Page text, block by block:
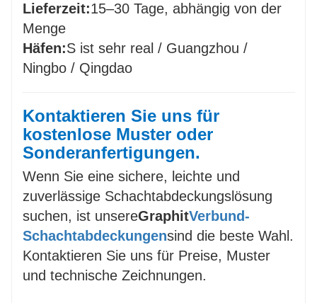
Lieferzeit:15–30 Tage, abhängig von der
Menge
Häfen:S ist sehr real / Guangzhou /
Ningbo / Qingdao
Kontaktieren Sie uns für
kostenlose Muster oder
Sonderanfertigungen.
Wenn Sie eine sichere, leichte und
zuverlässige Schachtabdeckungslösung
suchen, ist unsereGraphitVerbund-
Schachtabdeckungensind die beste Wahl.
Kontaktieren Sie uns für Preise, Muster
und technische Zeichnungen.